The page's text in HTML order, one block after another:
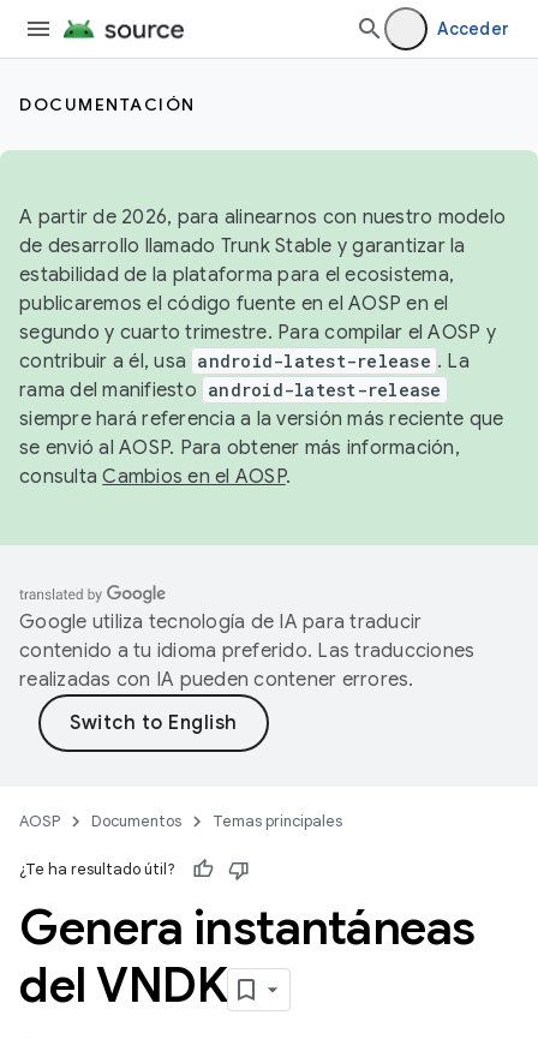
Acceder
DOCUMENTACIÓN
A partir de 2026, para alinearnos con nuestro modelo
de desarrollo llamado Trunk Stable y garantizar la
estabilidad de la plataforma para el ecosistema,
publicaremos el código fuente en el AOSP en el
segundo y cuarto trimestre. Para compilar el AOSP y
contribuir a él, usa android-latest-release . La
rama del manifiesto android-latest-release
siempre hará referencia a la versión más reciente que
se envió al AOSP. Para obtener más información,
consultaCambios en el AOSP.
Google utiliza tecnología de IA para traducir
contenido a tu idioma preferido. Las traducciones
realizadas con IA pueden contener errores.
AOSP Documentos Temas principales
¿Te ha resultado útil?
Genera instantáneas
del VNDK